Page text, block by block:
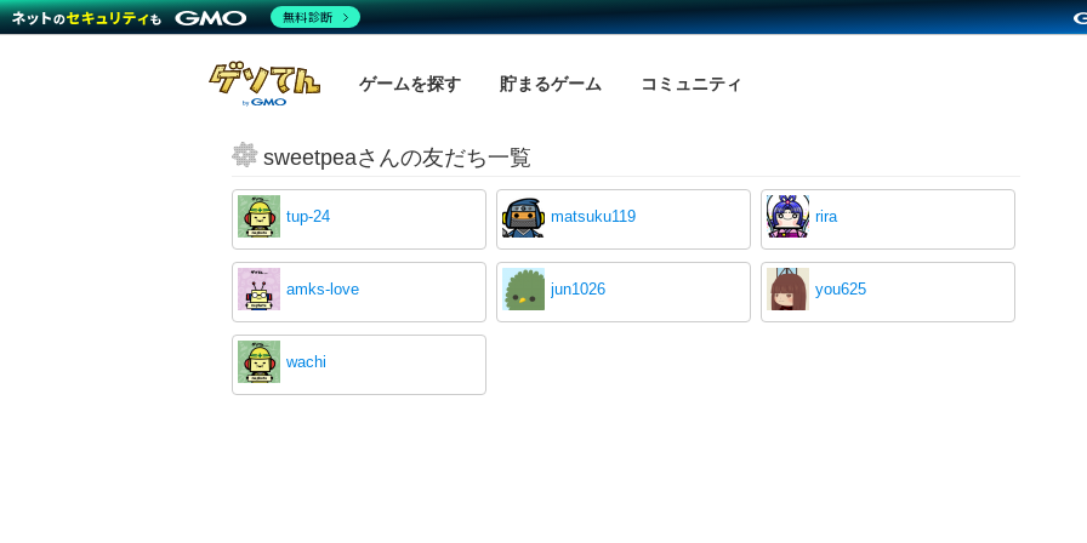
ゲームを探す 貯まるゲーム コミュニティ
sweetpeaさんの友だち一覧
tup-24 matsuku119 rira
amks-love jun1026 you625
wachi
無料診断